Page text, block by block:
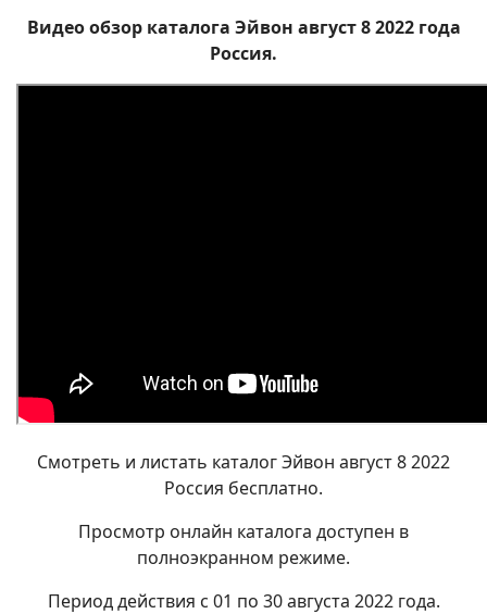
Видео обзор каталога Эйвон август 8 2022 года
Россия.
Смотреть и листать каталог Эйвон август 8 2022
Россия бесплатно.
Просмотр онлайн каталога доступен в
полноэкранном режиме.
Период действия с 01 по 30 августа 2022 года.